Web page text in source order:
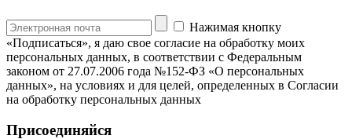
Нажимая кнопку
«Подписаться», я даю свое согласие на обработку моих
персональных данных, в соответствии с Федеральным
законом от 27.07.2006 года №152-ФЗ «О персональных
данных», на условиях и для целей, определенных в Согласии
на обработку персональных данных
Присоединяйся